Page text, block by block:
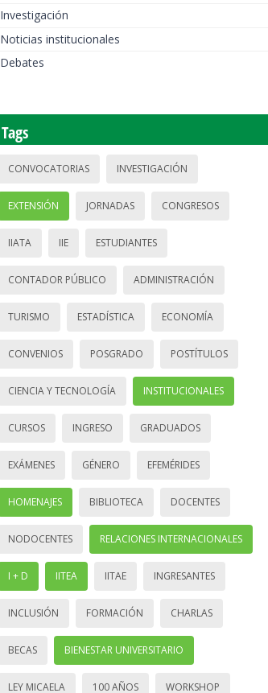
Investigación
Noticias institucionales
Debates
Tags
CONVOCATORIAS INVESTIGACIÓN
EXTENSIÓN JORNADAS CONGRESOS
IIATA IIE ESTUDIANTES
CONTADOR PÚBLICO ADMINISTRACIÓN
TURISMO ESTADÍSTICA ECONOMÍA
CONVENIOS POSGRADO POSTÍTULOS
CIENCIA Y TECNOLOGÍA INSTITUCIONALES
CURSOS INGRESO GRADUADOS
EXÁMENES GÉNERO EFEMÉRIDES
HOMENAJES BIBLIOTECA DOCENTES
NODOCENTES RELACIONES INTERNACIONALES
I + D IITEA IITAE INGRESANTES
INCLUSIÓN FORMACIÓN CHARLAS
BECAS BIENESTAR UNIVERSITARIO
LEY MICAELA 100 AÑOS WORKSHOP